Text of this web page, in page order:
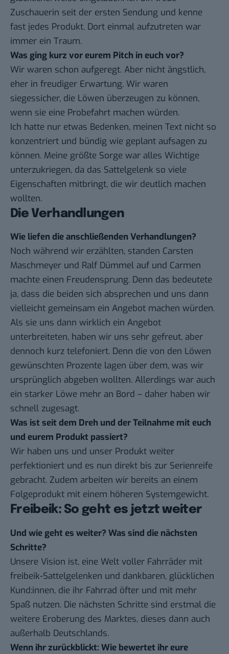
Zuschauerin seit der ersten Sendung und kenne
fast jedes Produkt. Dort einmal aufzutreten war
immer ein Traum.
Was ging kurz vor eurem Pitch in euch vor?
Wir waren schon aufgeregt. Aber nicht ängstlich,
eher in freudiger Erwartung. Wir waren
siegessicher, die Löwen überzeugen zu können,
wenn sie eine Probefahrt machen würden.
Ich hatte nur etwas Bedenken, meinen Text nicht so
konzentriert und bündig wie geplant aufsagen zu
können. Meine größte Sorge war alles Wichtige
unterzukriegen, da das Sattelgelenk so viele
Eigenschaften mitbringt, die wir deutlich machen
wollten.
Die Verhandlungen
Wie liefen die anschließenden Verhandlungen?
Noch während wir erzählten, standen Carsten
Maschmeyer und Ralf Dümmel auf und Carmen
machte einen Freudensprung. Denn das bedeutete
ja, dass die beiden sich absprechen und uns dann
vielleicht gemeinsam ein Angebot machen würden.
Als sie uns dann wirklich ein Angebot
unterbreiteten, haben wir uns sehr gefreut, aber
dennoch kurz telefoniert. Denn die von den Löwen
gewünschten Prozente lagen über dem, was wir
ursprünglich abgeben wollten. Allerdings war auch
ein starker Löwe mehr an Bord – daher haben wir
schnell zugesagt.
Was ist seit dem Dreh und der Teilnahme mit euch
und eurem Produkt passiert?
Wir haben uns und unser Produkt weiter
perfektioniert und es nun direkt bis zur Serienreife
gebracht. Zudem arbeiten wir bereits an einem
Folgeprodukt mit einem höheren Systemgewicht.
Freibeik: So geht es jetzt weiter
Und wie geht es weiter? Was sind die nächsten
Schritte?
Unsere Vision ist, eine Welt voller Fahrräder mit
freibeik-Sattelgelenken und dankbaren, glücklichen
Kund:innen, die ihr Fahrrad öfter und mit mehr
Spaß nutzen. Die nächsten Schritte sind erstmal die
weitere Eroberung des Marktes, dieses dann auch
außerhalb Deutschlands.
Wenn ihr zurückblickt: Wie bewertet ihr eure